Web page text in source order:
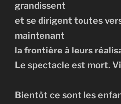
grandissent
et se dirigent toutes
maintenant
la frontière à leurs
Le spectacle est mort.
Bientôt ce sont les